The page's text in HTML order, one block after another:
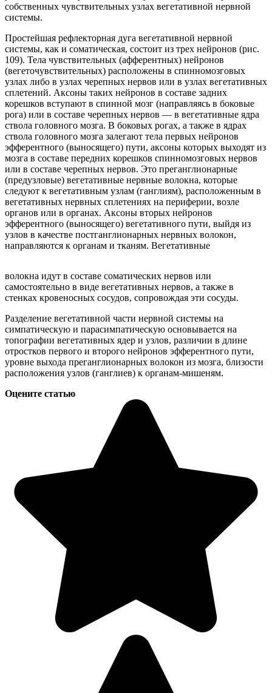
собственных чувствительных узлах вегетативной нервной
системы.
Простейшая рефлекторная дуга вегетативной нервной
системы, как и соматическая, состоит из трех нейронов (рис.
109). Тела чувствительных (афферентных) нейронов
(вегеточувствительных) расположены в спинномозговых
узлах либо в узлах черепных нервов или в узлах вегетативных
сплетений. Аксоны таких нейронов в составе задних
корешков вступают в спинной мозг (направляясь в боковые
рога) или в составе черепных нервов — в вегетативные ядра
ствола головного мозга. В боковых рогах, а также в ядрах
ствола головного мозга залегают тела первых нейронов
эфферентного (выносящего) пути, аксоны которых выходят из
мозга в составе передних корешков спинномозговых нервов
или в составе черепных нервов. Это преганглионарные
(предузловые) вегетативные нервные волокна, которые
следуют к вегетативным узлам (ганглиям), расположенным в
вегетативных нервных сплетениях на периферии, возле
органов или в органах. Аксоны вторых нейронов
эфферентного (выносящего) вегетативного пути, выйдя из
узлов в качестве постганглионарных нервных волокон,
направляются к органам и тканям. Вегетативные
волокна идут в составе соматических нервов или
самостоятельно в виде вегетативных нервов, а также в
стенках кровеносных сосудов, сопровождая эти сосуды.
Разделение вегетативной части нервной системы на
симпатическую и парасимпатическую основывается на
топографии вегетативных ядер и узлов, различии в длине
отростков первого и второго нейронов эфферентного пути,
уровне выхода преганглионарных волокон из мозга, близости
расположения узлов (ганглиев) к органам-мишеням.
Оцените статью